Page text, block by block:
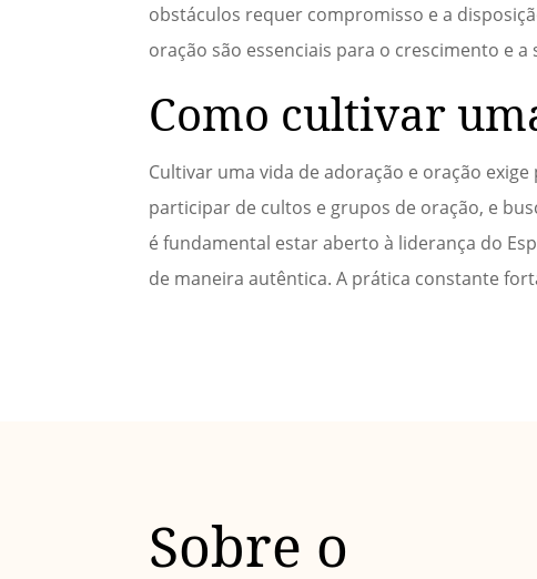
obstáculos requer compromisso e a
oração são essenciais para o crescimento e
Como cultivar
Cultivar uma vida de adoração e oração
participar de cultos e grupos de oração, e
é fundamental estar aberto à liderança do
de maneira autêntica. A prática constante
Sobre o